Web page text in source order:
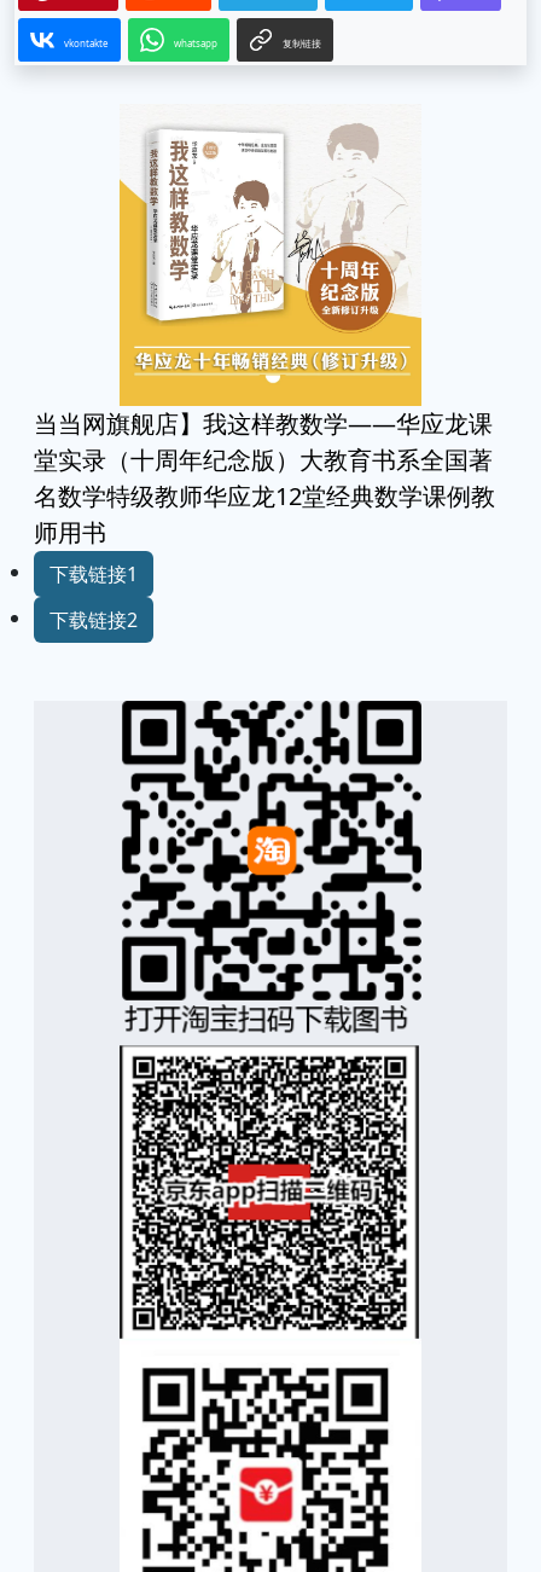
vkontakte whatsapp 复制链接
当当网旗舰店】我这样教数学——华应龙课
堂实录（十周年纪念版）大教育书系全国著
名数学特级教师华应龙12堂经典数学课例教
师用书
下载链接1
下载链接2